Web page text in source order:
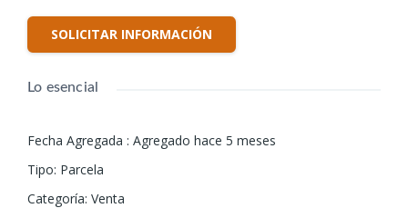
SOLICITAR INFORMACIÓN
Lo esencial
Fecha Agregada : Agregado hace 5 meses
Tipo: Parcela
Categoría: Venta